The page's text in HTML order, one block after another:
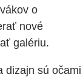
o
nové
galériu.
dizajn sú očami